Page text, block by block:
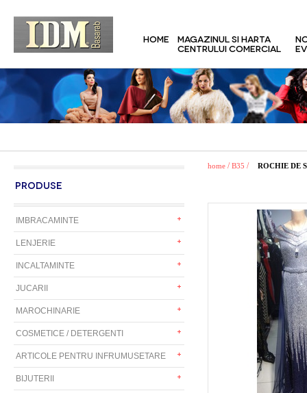
HOME
MAGAZINUL SI HARTA
CENTRULUI COMERCIAL
PRODUSE
IMBRACAMINTE
LENJERIE
INCALTAMINTE
JUCARII
MAROCHINARIE
COSMETICE / DETERGENTI
ARTICOLE PENTRU INFRUMUSETARE
BIJUTERII
home / B35 / ROCHIE DE